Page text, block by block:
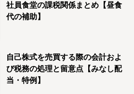
社員食堂の課税関係まとめ【昼食
代の補助】
自己株式を売買する際の会計およ
び税務の処理と留意点【みなし配
当・特例】